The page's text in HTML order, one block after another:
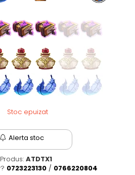
Stoc epuizat
Alerta stoc
ATDTX1
0723223130 / 0766220804